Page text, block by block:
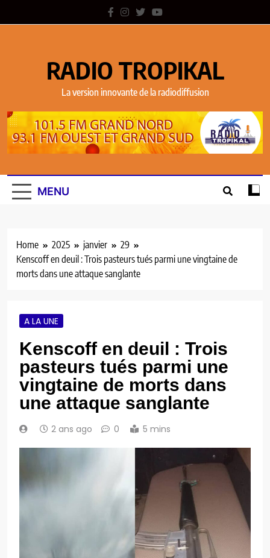
RADIO TROPIKAL
La version innovante de la radiodiffusion
MENU
Home 2025 janvier
29
Kenscoff en deuil : Trois pasteurs tués parmi une vingtaine de
morts dans une attaque sanglante
A LA UNE
Kenscoff en deuil : Trois
pasteurs tués parmi une
vingtaine de morts dans
une attaque sanglante
2 ans ago 0 5 mins